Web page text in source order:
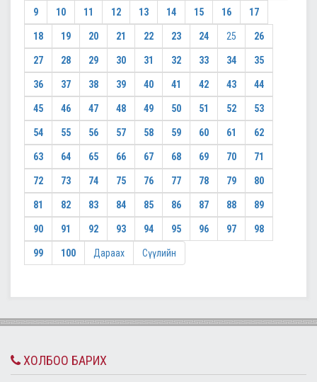
9 10 11 12 13 14 15 16 17
18 19 20 21 22 23 24 25 26
27 28 29 30 31 32 33 34 35
36 37 38 39 40 41 42 43 44
45 46 47 48 49 50 51 52 53
54 55 56 57 58 59 60 61 62
63 64 65 66 67 68 69 70 71
72 73 74 75 76 77 78 79 80
81 82 83 84 85 86 87 88 89
90 91 92 93 94 95 96 97 98
99 100 Дараах Сүүлийн
ХОЛБОО БАРИХ